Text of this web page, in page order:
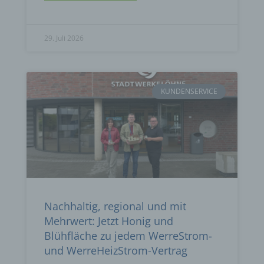
29. Juli 2026
KUNDENSERVICE
Nachhaltig, regional und mit
Mehrwert: Jetzt Honig und
Blühfläche zu jedem WerreStrom-
und WerreHeizStrom-Vertrag